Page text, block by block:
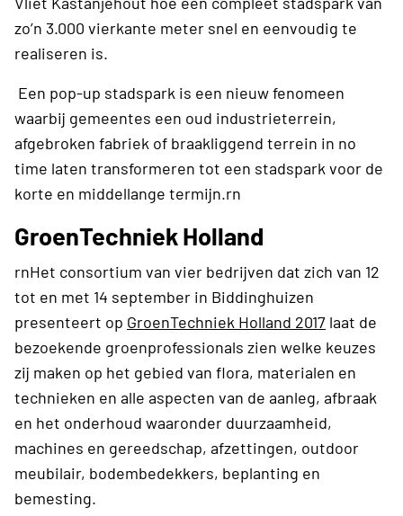
zo’n 3.000 vierkante meter snel en eenvoudig te
realiseren is.
Een pop-up stadspark is een nieuw fenomeen
waarbij gemeentes een oud industrieterrein,
afgebroken fabriek of braakliggend terrein in no
time laten transformeren tot een stadspark voor de
korte en middellange termijn.rn
GroenTechniek Holland
rnHet consortium van vier bedrijven dat zich van 12
tot en met 14 september in Biddinghuizen
presenteert op GroenTechniek Holland 2017 laat de
bezoekende groenprofessionals zien welke keuzes
zij maken op het gebied van flora, materialen en
technieken en alle aspecten van de aanleg, afbraak
en het onderhoud waaronder duurzaamheid,
machines en gereedschap, afzettingen, outdoor
meubilair, bodembedekkers, beplanting en
bemesting.